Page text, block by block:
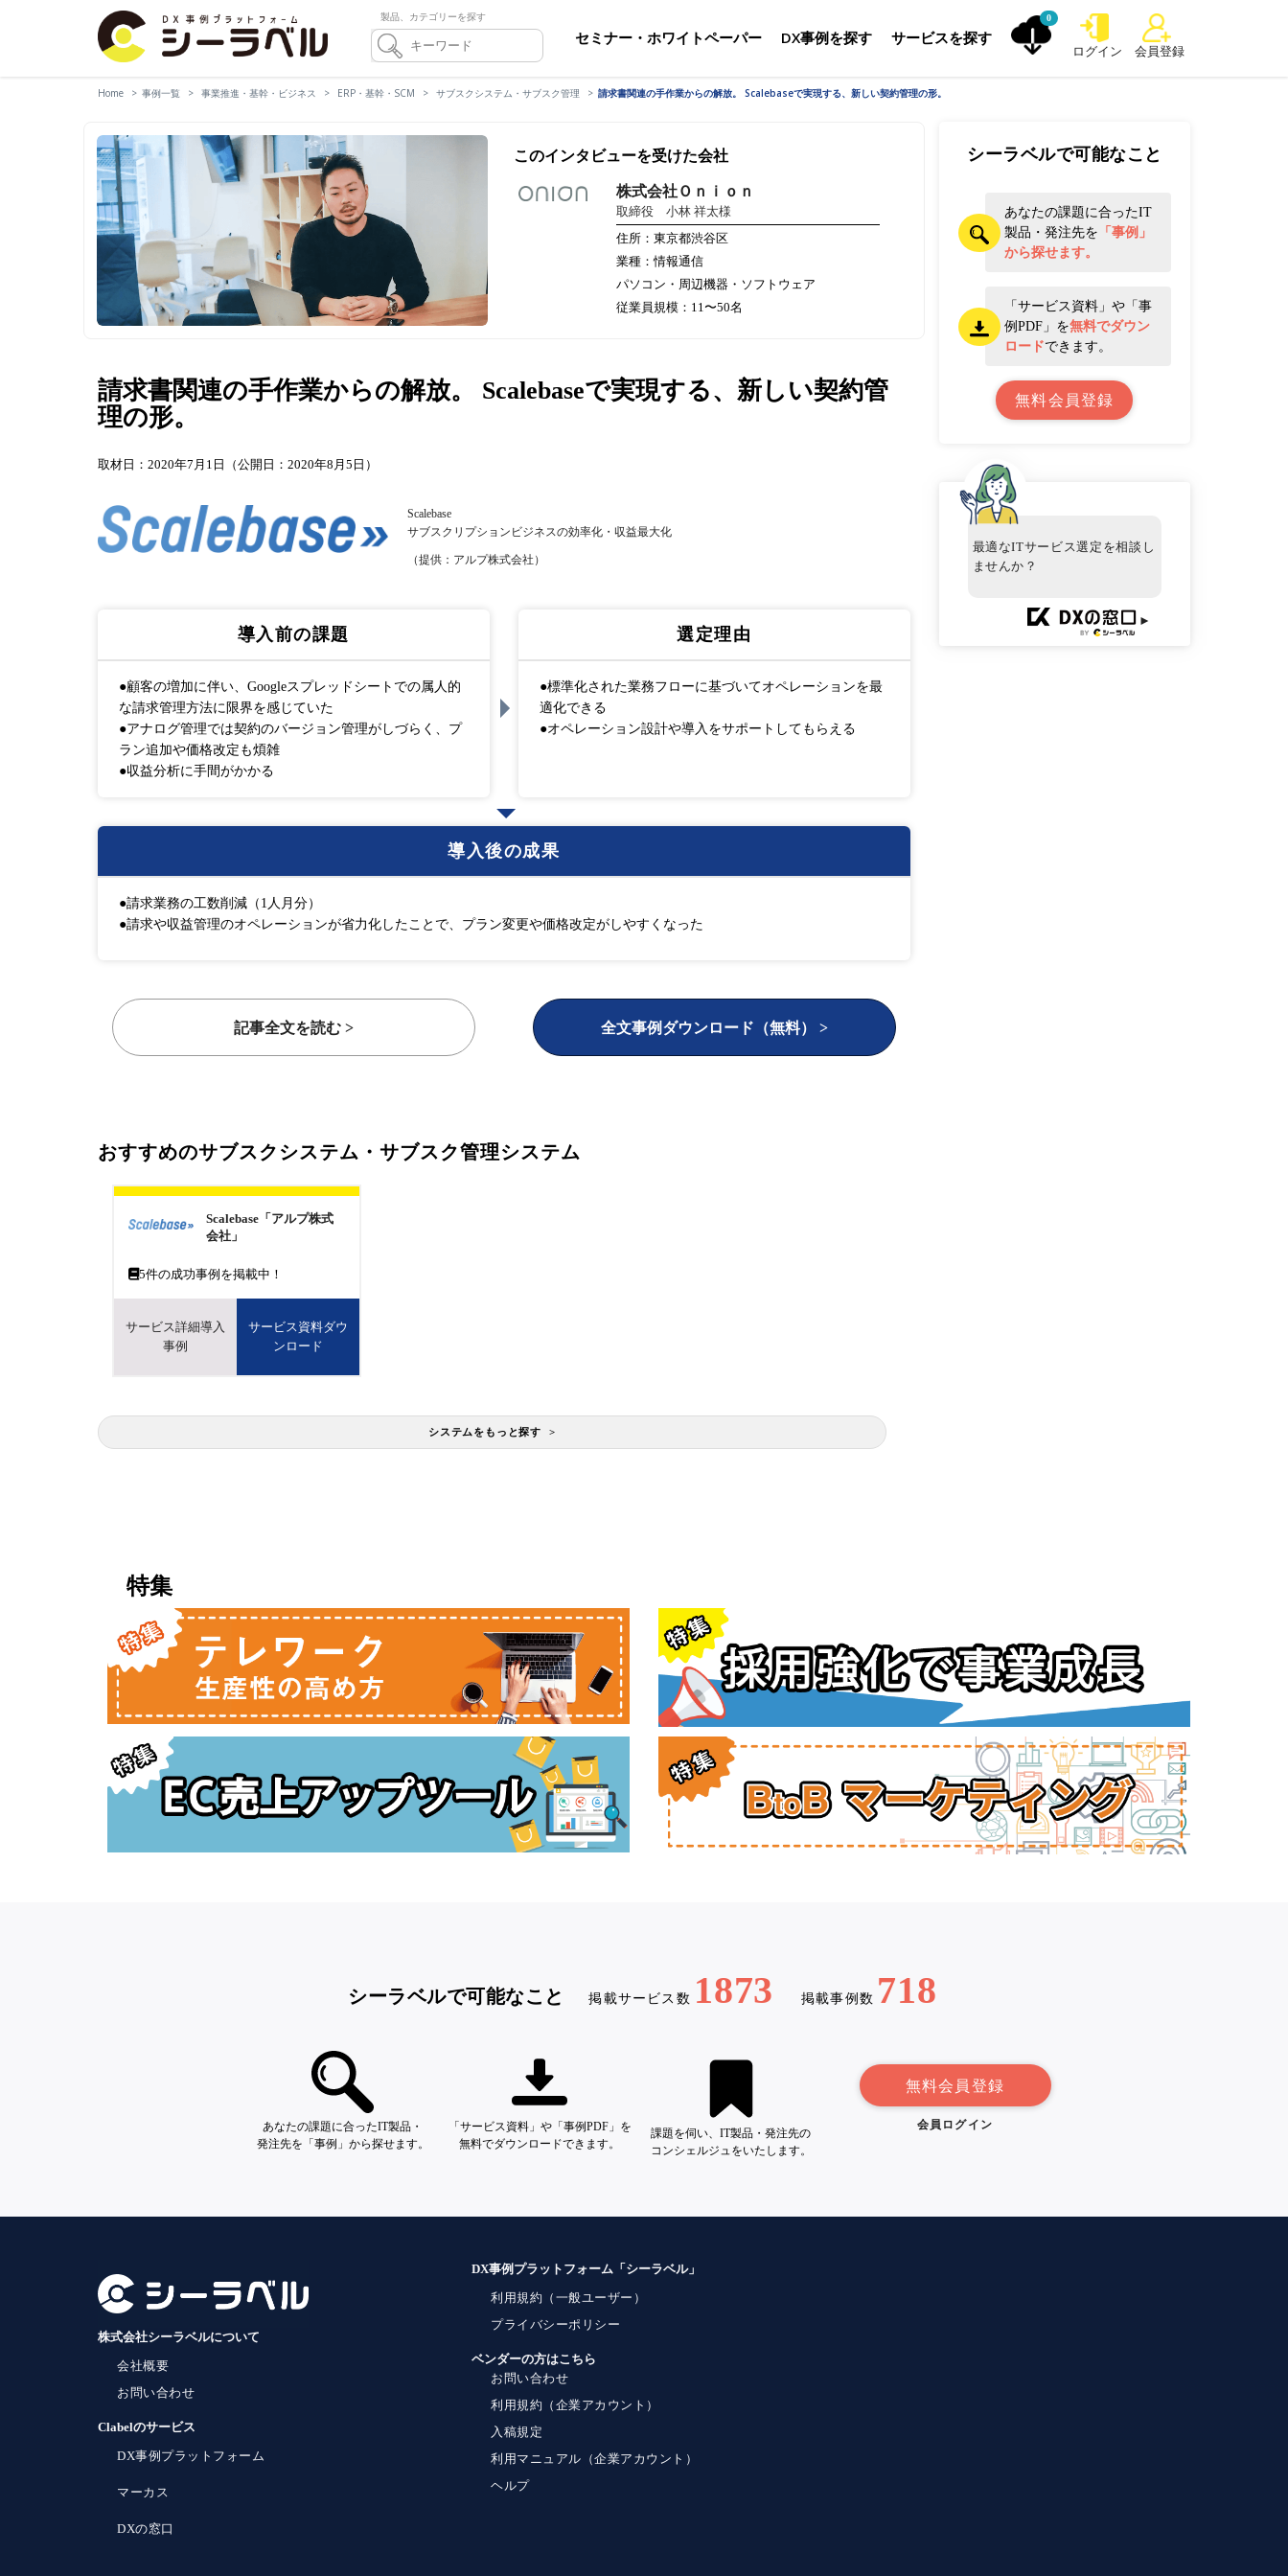
製品、カテゴリーを探す
セミナー・ホワイトペーパー DX事例を探す サービスを探す
0
ログイン 会員登録
Home 事例一覧 事業推進・基幹・ビジネス ERP・基幹・SCM サブスクシステム・サブスク管理 請求書関連の手作業からの解放。 Scalebaseで実現する、新しい契約管理の形。
このインタビューを受けた会社
株式会社Ｏｎｉｏｎ
取締役 小林 祥太様
住所：東京都渋谷区
業種：情報通信
パソコン・周辺機器・ソフトウェア
従業員規模：11〜50名
請求書関連の手作業からの解放。 Scalebaseで実現する、新しい契約管
理の形。
取材日：2020年7月1日（公開日：2020年8月5日）
Scalebase
サブスクリプションビジネスの効率化・収益最大化
（提供：アルプ株式会社）
導入前の課題
●顧客の増加に伴い、Googleスプレッドシートでの属人的
な請求管理方法に限界を感じていた
●アナログ管理では契約のバージョン管理がしづらく、プ
ラン追加や価格改定も煩雑
●収益分析に手間がかかる
選定理由
●標準化された業務フローに基づいてオペレーションを最
適化できる
●オペレーション設計や導入をサポートしてもらえる
導入後の成果
●請求業務の工数削減（1人月分）
●請求や収益管理のオペレーションが省力化したことで、プラン変更や価格改定がしやすくなった
記事全文を読む > 全文事例ダウンロード（無料） >
おすすめのサブスクシステム・サブスク管理システム
Scalebase「アルプ株式
会社」
5件の成功事例を掲載中！
サービス詳細導入
事例
サービス資料ダウ
ンロード
システムをもっと探す >
シーラベルで可能なこと
あなたの課題に合ったIT
製品・発注先を 「事例」
から探せます。
「サービス資料」や「事
例PDF」を無料でダウン
ロードできます。
無料会員登録
最適なITサービス選定を相談し
ませんか？
►
特集
シーラベルで可能なこと 掲載サービス数 1873 掲載事例数 718
あなたの課題に合ったIT製品・
発注先を「事例」から探せます。
「サービス資料」や「事例PDF」を
無料でダウンロードできます。
課題を伺い、IT製品・発注先の
コンシェルジュをいたします。
無料会員登録
会員ログイン
株式会社シーラベルについて
会社概要
お問い合わせ
Clabelのサービス
DX事例プラットフォーム
マーカス
DXの窓口
DX事例プラットフォーム「シーラベル」
利用規約（一般ユーザー）
プライバシーポリシー
ベンダーの方はこちら
お問い合わせ
利用規約（企業アカウント）
入稿規定
利用マニュアル（企業アカウント）
ヘルプ